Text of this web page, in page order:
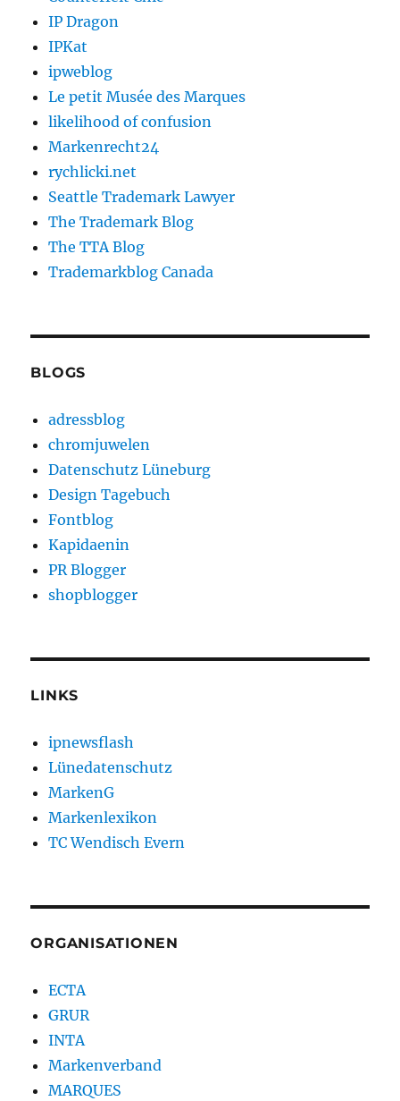
IP Dragon
IPKat
ipweblog
Le petit Musée des Marques
likelihood of confusion
Markenrecht24
rychlicki.net
Seattle Trademark Lawyer
The Trademark Blog
The TTA Blog
Trademarkblog Canada
BLOGS
adressblog
chromjuwelen
Datenschutz Lüneburg
Design Tagebuch
Fontblog
Kapidaenin
PR Blogger
shopblogger
LINKS
ipnewsflash
Lünedatenschutz
MarkenG
Markenlexikon
TC Wendisch Evern
ORGANISATIONEN
ECTA
GRUR
INTA
Markenverband
MARQUES